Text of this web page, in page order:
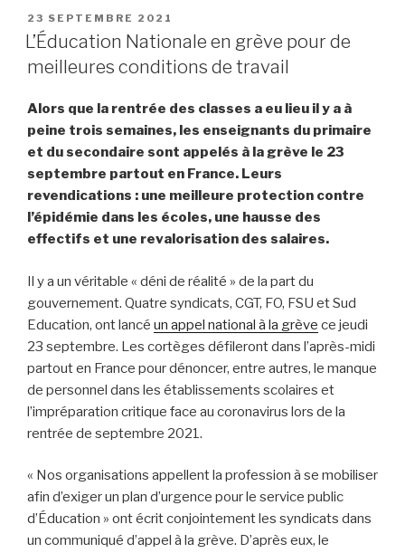
PUBLIÉ
LE
23 SEPTEMBRE 2021
L’Éducation Nationale en grève pour de
meilleures conditions de travail
Alors que la rentrée des classes a eu lieu il y a à
peine trois semaines, les enseignants du primaire
et du secondaire sont appelés à la grève le 23
septembre partout en France. Leurs
revendications : une meilleure protection contre
l’épidémie dans les écoles, une hausse des
effectifs et une revalorisation des salaires.
Il y a un véritable « déni de réalité » de la part du
gouvernement. Quatre syndicats, CGT, FO, FSU et Sud
Education, ont lancé un appel national à la grève ce jeudi
23 septembre. Les cortèges défileront dans l’après-midi
partout en France pour dénoncer, entre autres, le manque
de personnel dans les établissements scolaires et
l’impréparation critique face au coronavirus lors de la
rentrée de septembre 2021.
« Nos organisations appellent la profession à se mobiliser
afin d’exiger un plan d’urgence pour le service public
d’Éducation » ont écrit conjointement les syndicats dans
un communiqué d’appel à la grève. D’après eux, le